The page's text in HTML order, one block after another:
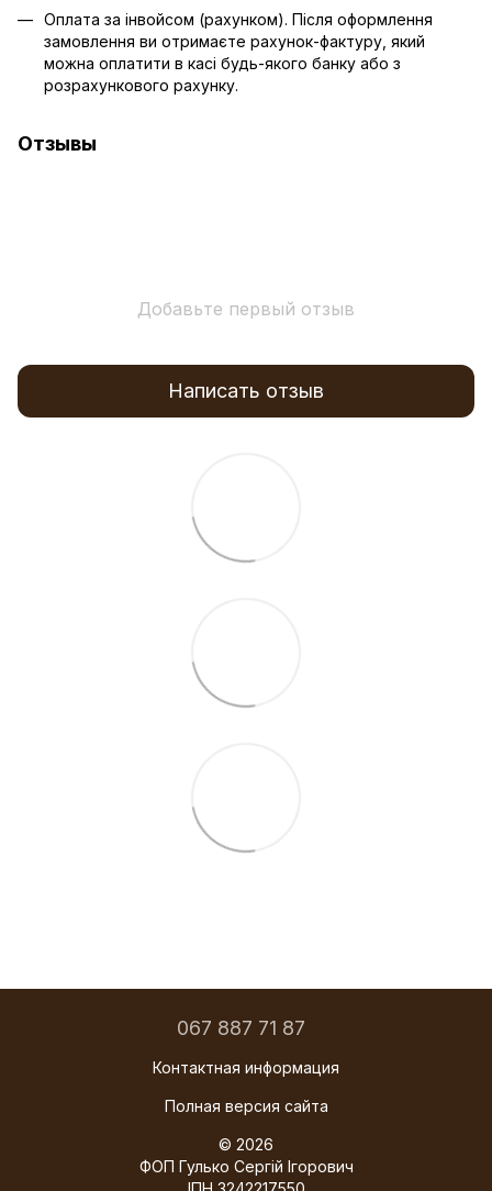
Оплата за інвойсом (рахунком). Після оформлення
замовлення ви отримаєте рахунок-фактуру, який
можна оплатити в касі будь-якого банку або з
розрахункового рахунку.
Отзывы
Добавьте первый отзыв
Написать отзыв
067 887 71 87
Контактная информация
Полная версия сайта
© 2026
ФОП Гулько Сергій Ігорович